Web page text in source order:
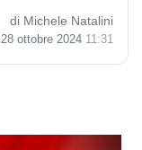
di Michele Natalini
28 ottobre 2024 11:31